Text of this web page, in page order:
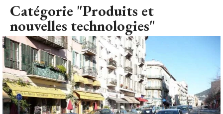
Catégorie "Produits et
nouvelles technologies"